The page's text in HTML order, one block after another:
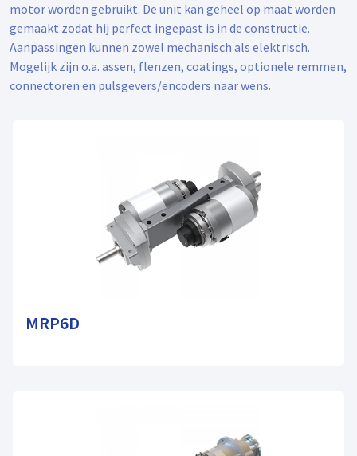
motor worden gebruikt. De unit kan geheel op maat worden
gemaakt zodat hij perfect ingepast is in de constructie.
Aanpassingen kunnen zowel mechanisch als elektrisch.
Mogelijk zijn o.a. assen, flenzen, coatings, optionele remmen,
connectoren en pulsgevers/encoders naar wens.
MRP6D